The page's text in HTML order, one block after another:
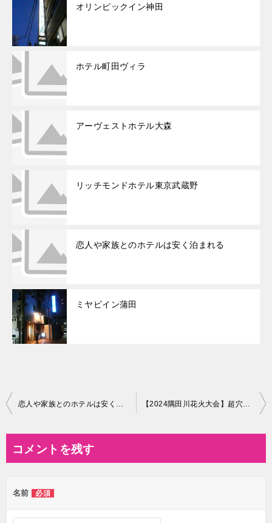
オリンピックイン神田
ホテル町田ヴィラ
アーヴェストホテル大森
リッチモンドホテル東京武蔵野
恋人や家族とのホテルは安く泊まれる
ミヤビイン蒲田
投
ビ
ー
シ
恋人や家族とのホテルは安く泊まれる 【2024隅田川花火大会】超穴場スポットは〇〇だ！
コメントを残す
名前 必須